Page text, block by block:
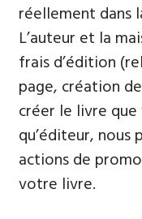
réellement dans
L’auteur et la
frais d’édition
page, création
créer le livre
qu’éditeur, nous
actions de
votre livre.